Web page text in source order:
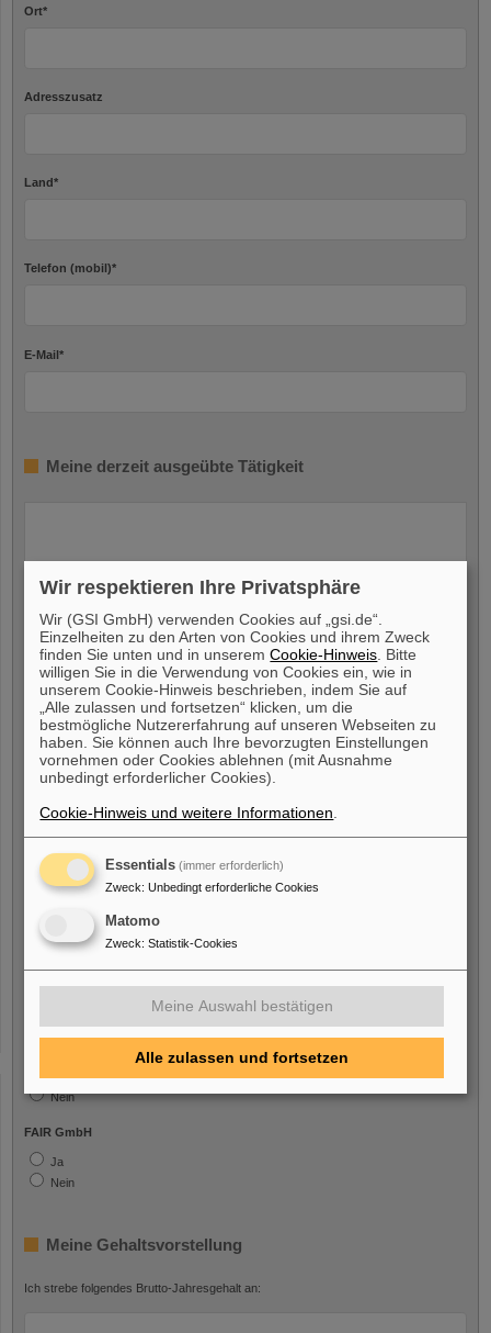
Ort*
Adresszusatz
Land*
Telefon (mobil)*
E-Mail*
Meine derzeit ausgeübte Tätigkeit
Meine Verfügbarkeit
Ich bin verfügbar ab *
Freiwillige Angabe
Ich bin eine Person mit Behinderung
Nein
Ich bin/war beschäftigt bei
Ja
Nein
FAIR GmbH
Ja
Nein
Meine Gehaltsvorstellung
Ich strebe folgendes Brutto-Jahresgehalt an:
Wir respektieren Ihre Privatsphäre
Wir (GSI GmbH) verwenden Cookies auf „gsi.de“.
Einzelheiten zu den Arten von Cookies und ihrem Zweck
finden Sie unten und in unseremCookie-Hinweis . Bitte
willigen Sie in die Verwendung von Cookies ein, wie in
unserem Cookie-Hinweis beschrieben, indem Sie auf
„Alle zulassen und fortsetzen“ klicken, um die
bestmögliche Nutzererfahrung auf unseren Webseiten zu
haben. Sie können auch Ihre bevorzugten Einstellungen
vornehmen oder Cookies ablehnen (mit Ausnahme
unbedingt erforderlicher Cookies).
Cookie-Hinweis und weitere Informationen
Essentials (immer erforderlich)
Zweck: Unbedingt erforderliche Cookies
Matomo
Zweck: Statistik-Cookies
Meine Auswahl bestätigen
Alle zulassen und fortsetzen